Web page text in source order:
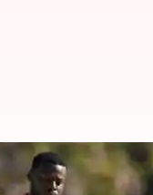
షాక్..